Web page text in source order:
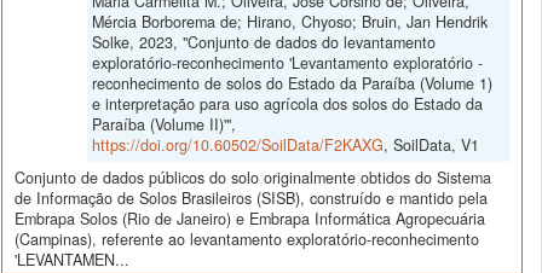
Mércia Borborema de; Hirano, Chyoso; Bruin, Jan Hendrik
Solke, 2023, "Conjunto de dados do levantamento
exploratório-reconhecimento 'Levantamento exploratório -
reconhecimento de solos do Estado da Paraíba (Volume 1)
e interpretação para uso agrícola dos solos do Estado da
Paraíba (Volume II)'",
https://doi.org/10.60502/SoilData/F2KAXG, SoilData, V1
Conjunto de dados públicos do solo originalmente obtidos do Sistema
de Informação de Solos Brasileiros (SISB), construído e mantido pela
Embrapa Solos (Rio de Janeiro) e Embrapa Informática Agropecuária
(Campinas), referente ao levantamento exploratório-reconhecimento
'LEVANTAMEN...